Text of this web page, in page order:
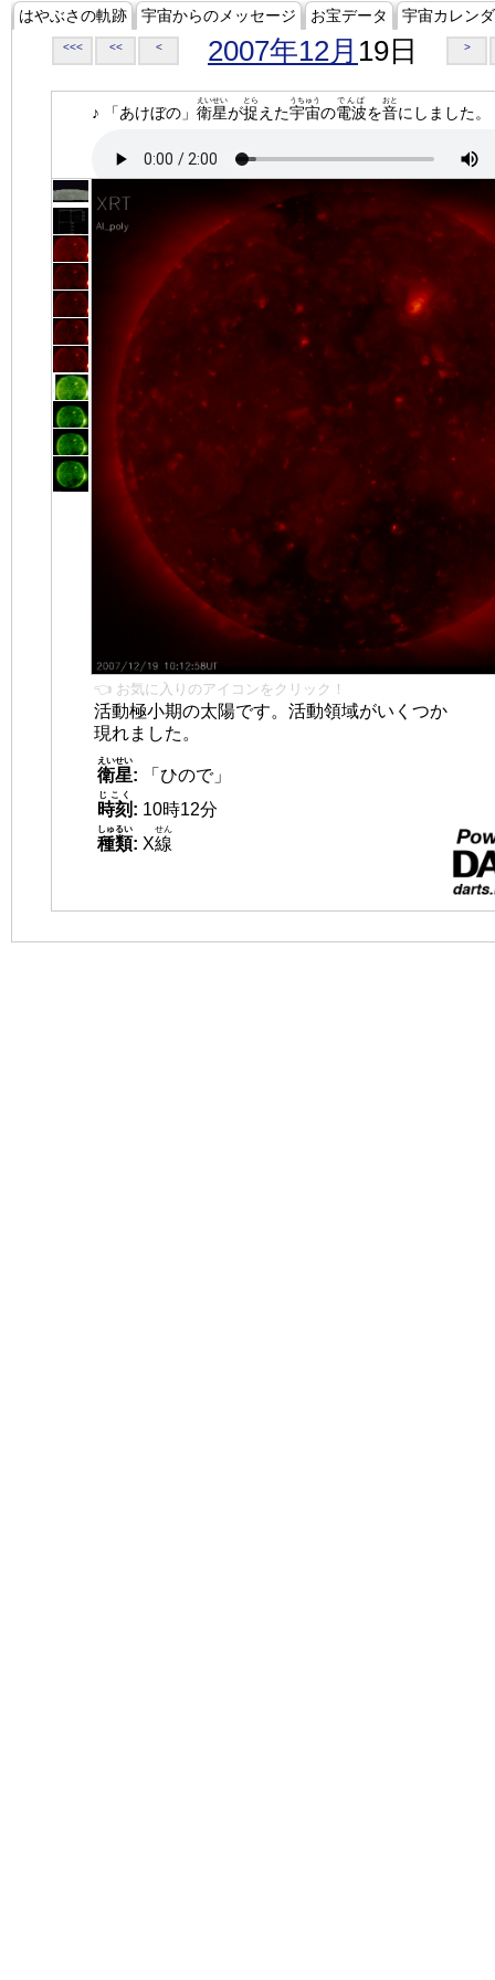
はやぶさの軌跡 宇宙からのメッセージ お宝データ 宇宙カレン
<<< << < 2007年12月 19日 >
♪ 「あけぼの」 衛星
えいせい
が捉
とら
えた宇宙
うちゅう
の電波
でんぱ
を音
おと
にしました。
👈 お気に入りのアイコンをクリック！
活動極小期の太陽です。活動領域がいくつか
現れました。
衛星
えいせい
:
「ひので」
時刻
じこく
: 10時12分
種類
しゅるい
: X線
せん